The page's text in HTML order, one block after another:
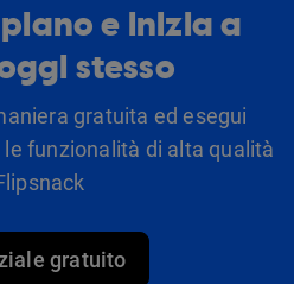
e inizia a
stesso
gratuita ed esegui
funzionalità di alta qualità
gratuito